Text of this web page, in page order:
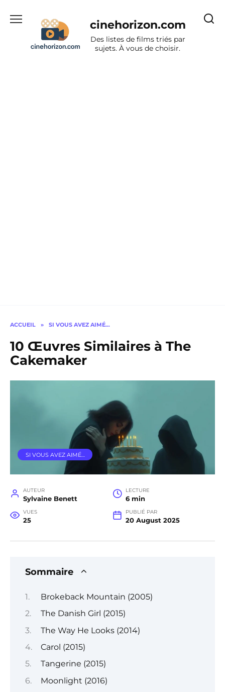
cinehorizon.com
Des listes de films triés par
sujets. À vous de choisir.
ACCUEIL » SI VOUS AVEZ AIMÉ…
10 Œuvres Similaires à The
Cakemaker
SI VOUS AVEZ AIMÉ…
AUTEUR
Sylvaine Benett
LECTURE
6 min
VUES
25
PUBLIÉ PAR
20 August 2025
Sommaire
Brokeback Mountain (2005)
The Danish Girl (2015)
The Way He Looks (2014)
Carol (2015)
Tangerine (2015)
Moonlight (2016)